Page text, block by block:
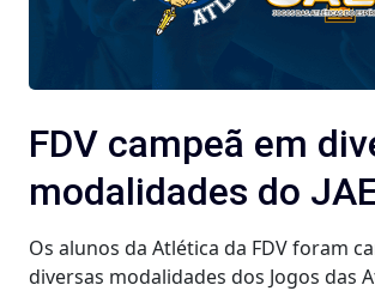
FDV campeã em
modalidades do
Os alunos da Atlética da FDV foram
diversas modalidades dos Jogos das